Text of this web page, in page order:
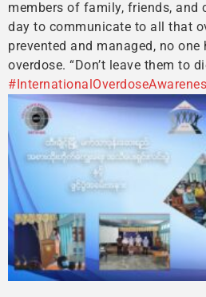
members of family, friends, and
day to communicate to all that
prevented and managed, no
overdose. “Don’t leave them to